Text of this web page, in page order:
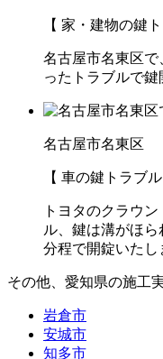
【 家・建物の鍵
名古屋市名東区
ったトラブルで鍵
名古屋市名東区
【 車の鍵トラブル
トヨタのクラウ
ル、鍵は溝がほ
分程で開錠いたし
その他、愛知県の施工
岩倉市
安城市
知多市